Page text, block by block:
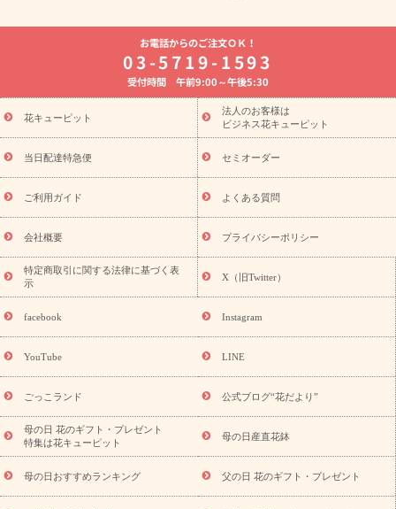
よく贈られる花
お祝いの花特集
誕生日フラワーギフト特集
8月の誕生花(トルコキキョウ)
開店・開業祝い
お供え・お悔やみ お供え・お悔やみの花
通夜・葬儀に贈る花 胡蝶蘭・花鉢
ーブドフラワー
季節のイベント
ひまわり ギフト・プレゼント
特集
お盆 花（新盆・初盆） 季節のイベント
お盆 花（新
盆・初盆）
お盆 花（新盆・初盆）
お盆・お供え 花とセットギ
フト
お盆・お供え プリザーブドフラワー
ひまわり ギフト・プ
レゼント特集
夏の花贈り・お中元・暑中見舞い 花のギフト特集
敬老の日におくる花ギフト・プレゼント特集
花ギフト・プレゼント特集
敬老の日 花のおすすめランキング
敬
老の日 花鉢植えのギフト・プレゼント特集
敬老の日 花とセットギ
フト・プレゼント特集
敬老の日の花 全てのギフト一覧
キャン
ペーン
映画『ウォーターガーディアンズ』コラボキャンペーン
「きょう誕生日なんです」キャンペーン
誕生日の花を探す
誕生日フラワーギフト 誕生日フラワーギフト特集
(トルコキキョウ)
9月の誕生花(リンドウ)
ら探す
お祝いの花特集 当日配達特急便 お祝い商品一覧
念日
結婚祝い 出産祝い 退院祝い・快気祝い
寿祝い
プチギフト ペットのお祝いフラワー
供え・お悔やみ商品一覧
お供え・お悔やみの花
四十九日法要以
お電話からのご注文ＯＫ！
03-5719-1593
受付時間 午前9:00～午後5:30
花キューピット
法人のお客様は
ビジネス花キューピット
当日配達特急便 セミオーダー
ご利用ガイド よくある質問
会社概要 プライバシーポリシー
特定商取引に関する法律に基づく表
示
X（旧Twitter）
facebook Instagram
YouTube LINE
ごっこランド 公式ブログ“花だより”
母の日 花のギフト・プレゼント
特集は花キューピット
母の日産直花鉢
母の日おすすめランキング 父の日 花のギフト・プレゼント